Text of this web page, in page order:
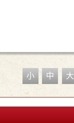
小 中 大